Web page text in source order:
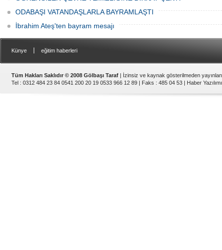
ODABAŞI VATANDAŞLARLA BAYRAMLAŞTI
İbrahim Ateş'ten bayram mesajı
Künye eğitim haberleri
Tüm Hakları Saklıdır © 2008 Gölbaşı Taraf | İzinsiz ve kaynak gösterilmeden
Tel : 0312 484 23 84 0541 200 20 19 0533 966 12 89 | Faks : 485 04 53 | Haber Yazılımı